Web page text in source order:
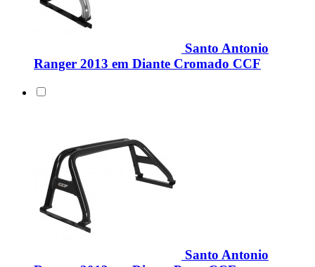
Santo Antonio
Ranger 2013 em Diante Cromado CCF
Santo Antonio